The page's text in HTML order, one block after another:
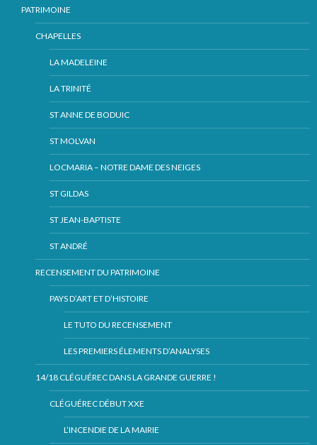
PATRIMOINE
CHAPELLES
LA MADELEINE
LA TRINITÉ
ST ANNE DE BODUIC
ST MOLVAN
LOCMARIA – NOTRE DAME DES NEIGES
ST GILDAS
ST JEAN-BAPTISTE
ST ANDRÉ
RECENSEMENT DU PATRIMOINE
PAYS D’ART ET D’HISTOIRE
LE TUTO DU RECENSEMENT
LES PREMIERS ÉLEMENTS D’ANALYSES
14/18 CLÉGUÉREC DANS LA GRANDE GUERRE !
CLÉGUÉREC DÉBUT XXE
L’INCENDIE DE LA MAIRIE